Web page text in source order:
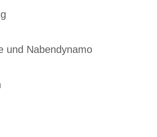
und Nabendynamo